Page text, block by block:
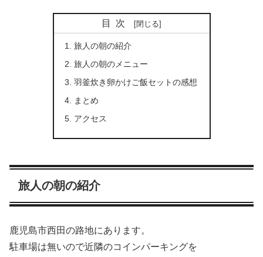
目次
旅人の朝の紹介
旅人の朝のメニュー
羽釜炊き卵かけご飯セットの感想
まとめ
アクセス
旅人の朝の紹介
鹿児島市西田の路地にあります。
駐車場は無いので近隣のコインパーキングを